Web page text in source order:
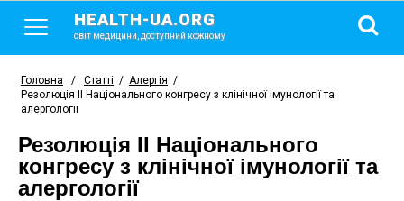
HEALTH-UA.ORG
світ медицини, доступний кожному
Головна / Статті / Алергія /
Резолюція II Національного конгресу з клінічної імунології та
алергології
Резолюція II Національного
конгресу з клінічної імунології та
алергології